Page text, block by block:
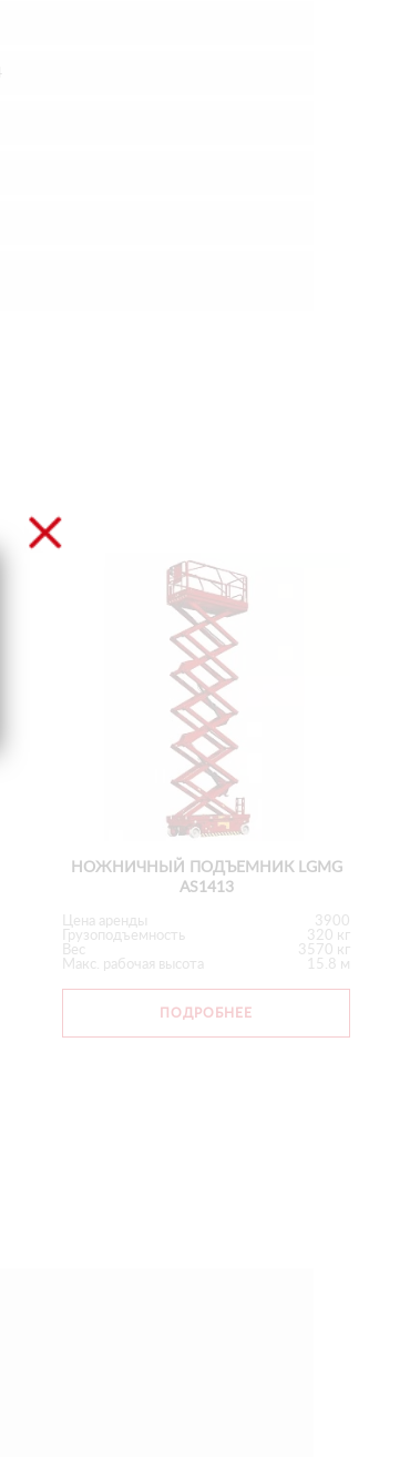
НОЖНИЧНЫЙ ПОДЪЕМНИК LGMG
AS1413
Цена аренды
3900
Грузоподъемность
320 кг
Вес
3570 кг
Макс. рабочая высота
15.8 м
ПОДРОБНЕЕ